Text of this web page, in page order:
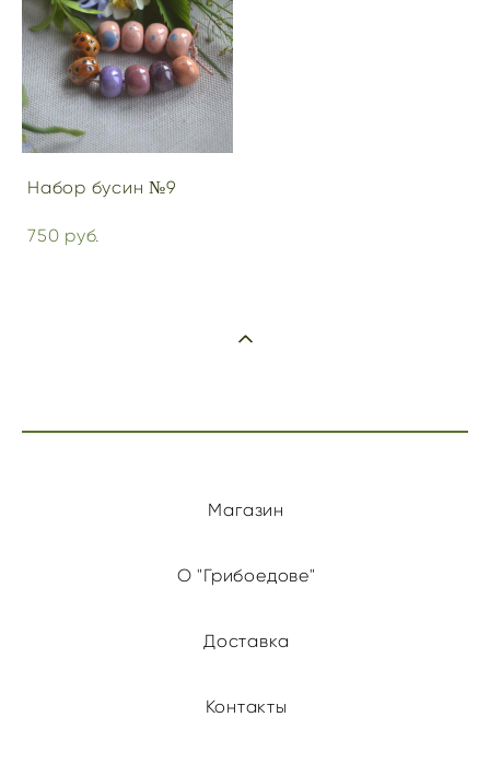
Набор бусин №9
750 pуб.
Магазин
О "Грибоедове"
Доставка
Контакты